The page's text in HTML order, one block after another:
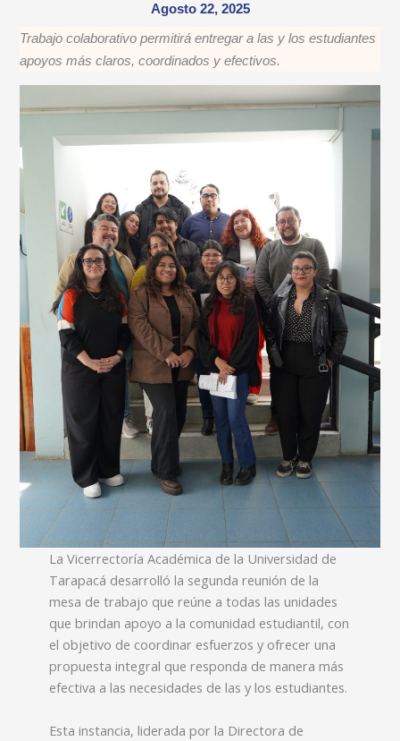
Agosto 22, 2025
Trabajo colaborativo permitirá entregar a las y los estudiantes
apoyos más claros, coordinados y efectivos.
La Vicerrectoría Académica de la Universidad de
Tarapacá desarrolló la segunda reunión de la
mesa de trabajo que reúne a todas las unidades
que brindan apoyo a la comunidad estudiantil, con
el objetivo de coordinar esfuerzos y ofrecer una
propuesta integral que responda de manera más
efectiva a las necesidades de las y los estudiantes.
Esta instancia, liderada por la Directora de